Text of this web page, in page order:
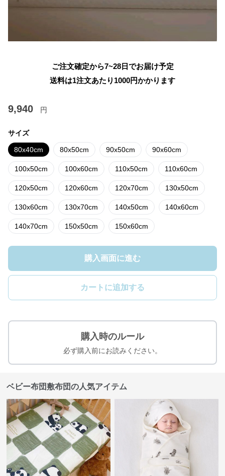
ご注文確定から7~28日でお届け予定
送料は1注文あたり 1000円かかります
9,940 円
サイズ
80x40cm 80x50cm 90x50cm 90x60cm
100x50cm 100x60cm 110x50cm 110x60cm
120x50cm 120x60cm 120x70cm 130x50cm
130x60cm 130x70cm 140x50cm 140x60cm
140x70cm 150x50cm 150x60cm
購入画面に進む
カートに追加する
購入時のルール
必ず購入前にお読みください。
ベビー布団敷布団の人気アイテム